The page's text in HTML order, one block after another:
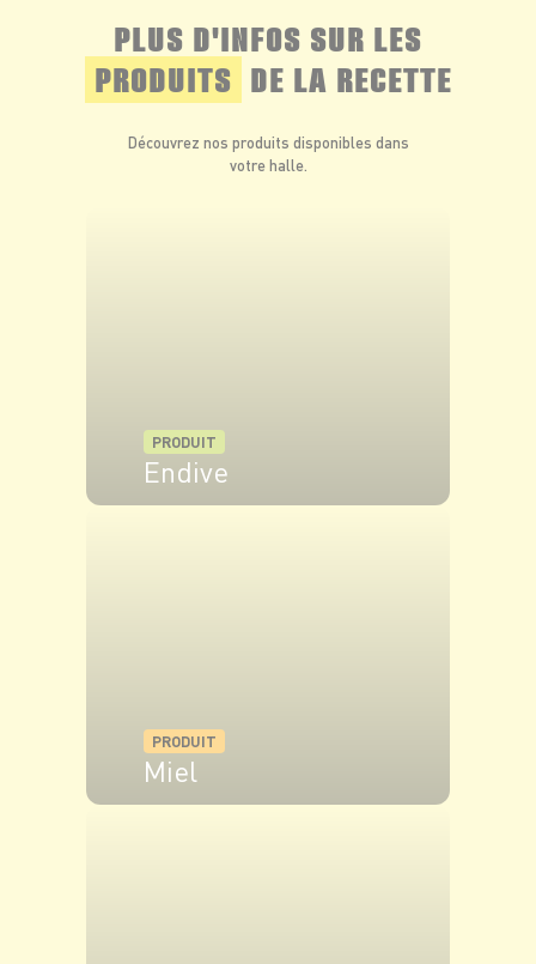
Recouvrez de la pâte feuilletée façon tatin et
cuisez au four 20 min à 190°C.
Démoulez et servez tiède.
PLUS D'INFOS SUR LES
PRODUITS DE LA RECETTE
Découvrez nos produits disponibles dans
votre halle.
PRODUIT
Endive
PRODUIT
Miel